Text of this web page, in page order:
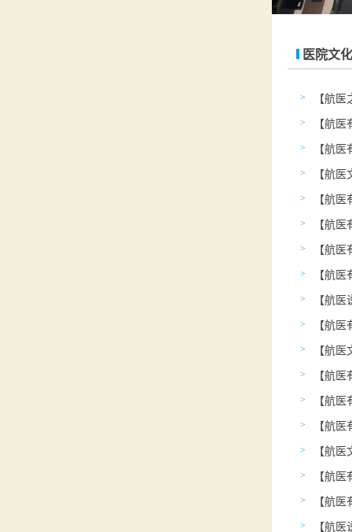
医院文化
> 【航
>
>
>
>
> 【航
>
>
>
>
> 【航
> 【航
>
> 【航
>
> 【航
> 【航
>